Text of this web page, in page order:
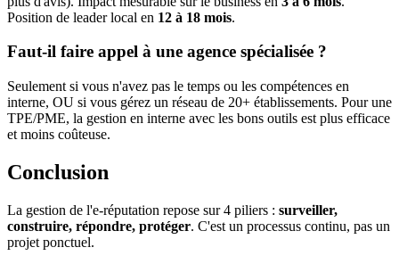
Position de leader local en 12 à 18 mois.
Faut-il faire appel à une agence spécialisée ?
Seulement si vous n'avez pas le temps ou les compétences en
interne, OU si vous gérez un réseau de 20+ établissements. Pour une
TPE/PME, la gestion en interne avec les bons outils est plus efficace
et moins coûteuse.
Conclusion
La gestion de l'e-réputation repose sur 4 piliers : surveiller,
construire, répondre, protéger. C'est un processus continu, pas un
projet ponctuel.